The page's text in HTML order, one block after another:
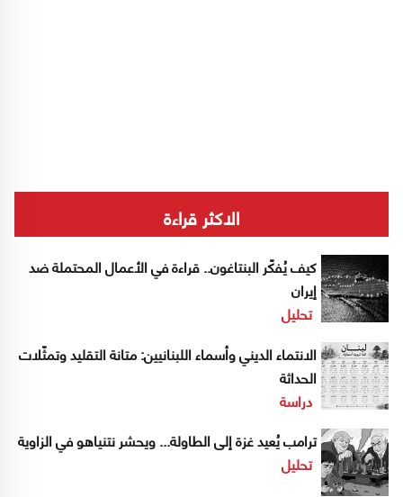
الاكثر قراءة
كيف يُفكّر البنتاغون.. قراءة في الأعمال المحتملة ضد
إيران
تحليل
الانتماء الديني وأسماء اللبنانيين: متانة التقليد وتمثّلات
الحداثة
دراسة
ترامب يُعيد غزة إلى الطاولة... ويحشر نتنياهو في الزاوية
تحليل